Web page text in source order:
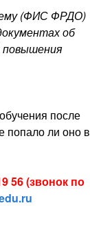
(ФИС ФРДО)
об
повышения
после
попало ли оно в
56 (звонок по